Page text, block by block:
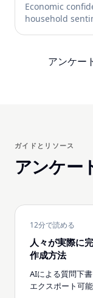
Economic
household
アンケー
ガイドとリソース
アンケー
12分で読める
人々が実際に
作成方法
AIによる質問下
エクスポート可